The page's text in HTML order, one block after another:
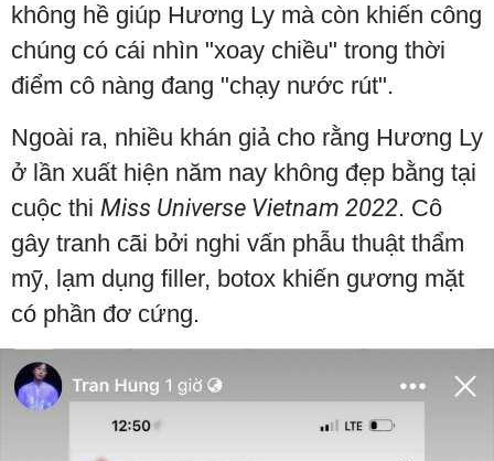
không hề giúp Hương Ly mà còn khiến công
chúng có cái nhìn "xoay chiều" trong thời
điểm cô nàng đang "chạy nước rút".
Ngoài ra, nhiều khán giả cho rằng Hương Ly
ở lần xuất hiện năm nay không đẹp bằng tại
cuộc thi Miss Universe Vietnam 2022. Cô
gây tranh cãi bởi nghi vấn phẫu thuật thẩm
mỹ, lạm dụng filler, botox khiến gương mặt
có phần đơ cứng.